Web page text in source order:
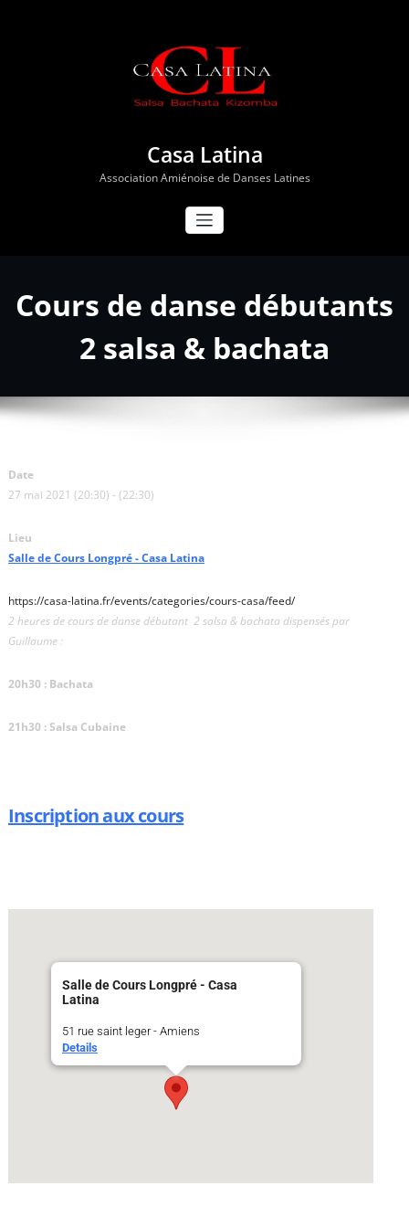
Casa Latina
Association Amiénoise de Danses Latines
Cours de danse débutants
2 salsa & bachata
Date
27 mai 2021 (20:30) - (22:30)
Lieu
Salle de Cours Longpré - Casa Latina
https://casa-latina.fr/events/categories/cours-casa/feed/
2 heures de cours de danse débutant 2 salsa & bachata dispensés par
Guillaume :
20h30 : Bachata
21h30 : Salsa Cubaine
Inscription aux cours
Salle de Cours Longpré - Casa
Latina
51 rue saint leger - Amiens
Details